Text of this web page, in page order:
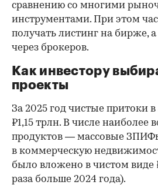
сравнению со многими
инструментами. При этом
получать листинг на бирже,
через брокеров.
Как инвестору
проекты
За 2025 год чистые притоки
₽1,15 трлн. В числе наиболее
продуктов — массовые
в коммерческую
было вложено в чистом виде
раза больше 2024 года).